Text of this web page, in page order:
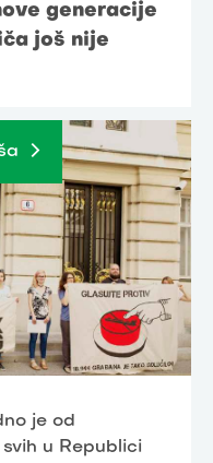
generacije
još nije
je od
u Republici